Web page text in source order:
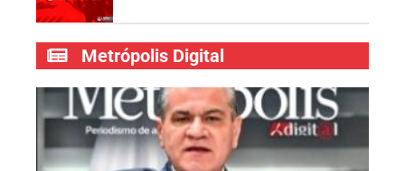
Metrópolis Digital